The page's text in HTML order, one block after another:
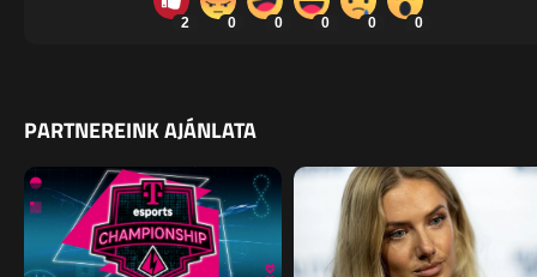
2 0 0 0 0 0
PARTNEREINK AJÁNLATA